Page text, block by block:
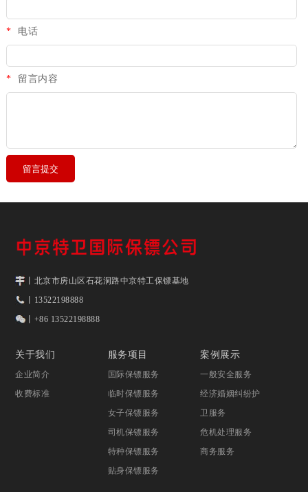
* 电话
* 留言内容
丨北京市房山区石花洞路中京特工保镖基地
丨13522198888
丨+86 13522198888
关于我们
企业简介
收费标准
服务项目
国际保镖服务
临时保镖服务
女子保镖服务
司机保镖服务
特种保镖服务
贴身保镖服务
案例展示
一般安全服务
经济婚姻纠纷护
卫服务
危机处理服务
商务服务